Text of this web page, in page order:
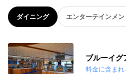
ダイニング エンターテインメン
ブルーイグ
料金に含まれ